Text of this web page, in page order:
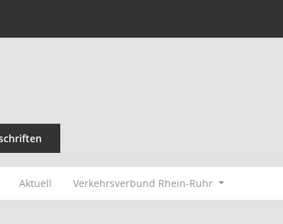
Aktuell Verkehrsverbund Rhein-Ruhr